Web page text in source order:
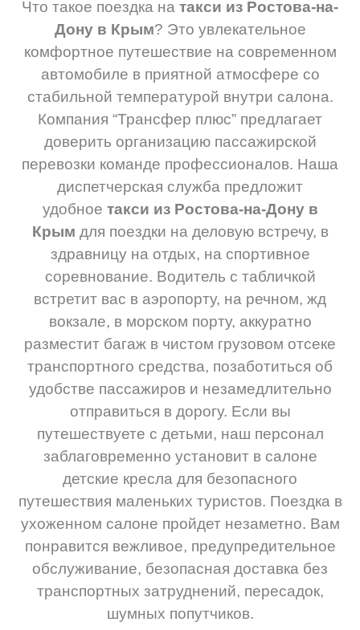
Что такое поездка на такси из Ростова-на-
Дону в Крым? Это увлекательное
комфортное путешествие на современном
автомобиле в приятной атмосфере со
стабильной температурой внутри салона.
Компания “Трансфер плюс” предлагает
доверить организацию пассажирской
перевозки команде профессионалов. Наша
диспетчерская служба предложит
удобное такси из Ростова-на-Дону в
Крым для поездки на деловую встречу, в
здравницу на отдых, на спортивное
соревнование. Водитель с табличкой
встретит вас в аэропорту, на речном, жд
вокзале, в морском порту, аккуратно
разместит багаж в чистом грузовом отсеке
транспортного средства, позаботиться об
удобстве пассажиров и незамедлительно
отправиться в дорогу. Если вы
путешествуете с детьми, наш персонал
заблаговременно установит в салоне
детские кресла для безопасного
путешествия маленьких туристов. Поездка в
ухоженном салоне пройдет незаметно. Вам
понравится вежливое, предупредительное
обслуживание, безопасная доставка без
транспортных затруднений, пересадок,
шумных попутчиков.